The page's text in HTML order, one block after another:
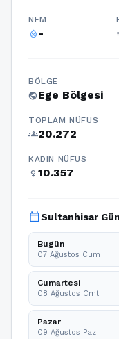
NEM
humidity_percentage-
BÖLGE
publicEge Bölgesi
TOPLAM NÜFUS
groups20.272
KADIN NÜFUS
female 10.357
calendar_todaySultanhisar
Bugün
07 Ağustos Cum
Cumartesi
08 Ağustos Cmt
Pazar
09 Ağustos Paz